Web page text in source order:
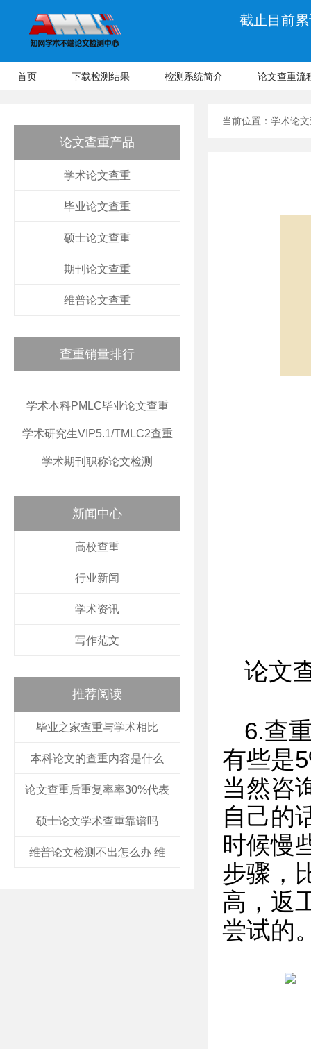
截止目前
首页 下载检测结果 检测系统简介 论文查重流
论文查重产品
学术论文查重
毕业论文查重
硕士论文查重
期刊论文查重
维普论文查重
查重销量排行
学术本科PMLC毕业论文查重
学术研究生VIP5.1/TMLC2查重
学术期刊职称论文检测
新闻中心
高校查重
行业新闻
学术资讯
写作范文
推荐阅读
毕业之家查重与学术相比
本科论文的查重内容是什么
论文查重后重复率率30%代表
硕士论文学术查重靠谱吗
维普论文检测不出怎么办 维
当前位置： 学术论
论文
6.查
有些是
当然咨
自己的
时候慢
步骤，
高，返
尝试的